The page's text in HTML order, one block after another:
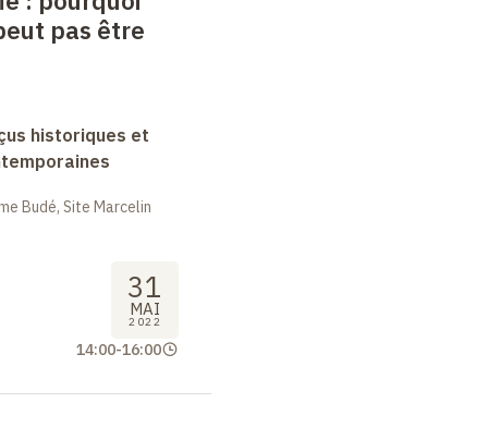
pas être
historiques et
Budé, Site Marcelin
31
MAI
2022
14:00-16:00